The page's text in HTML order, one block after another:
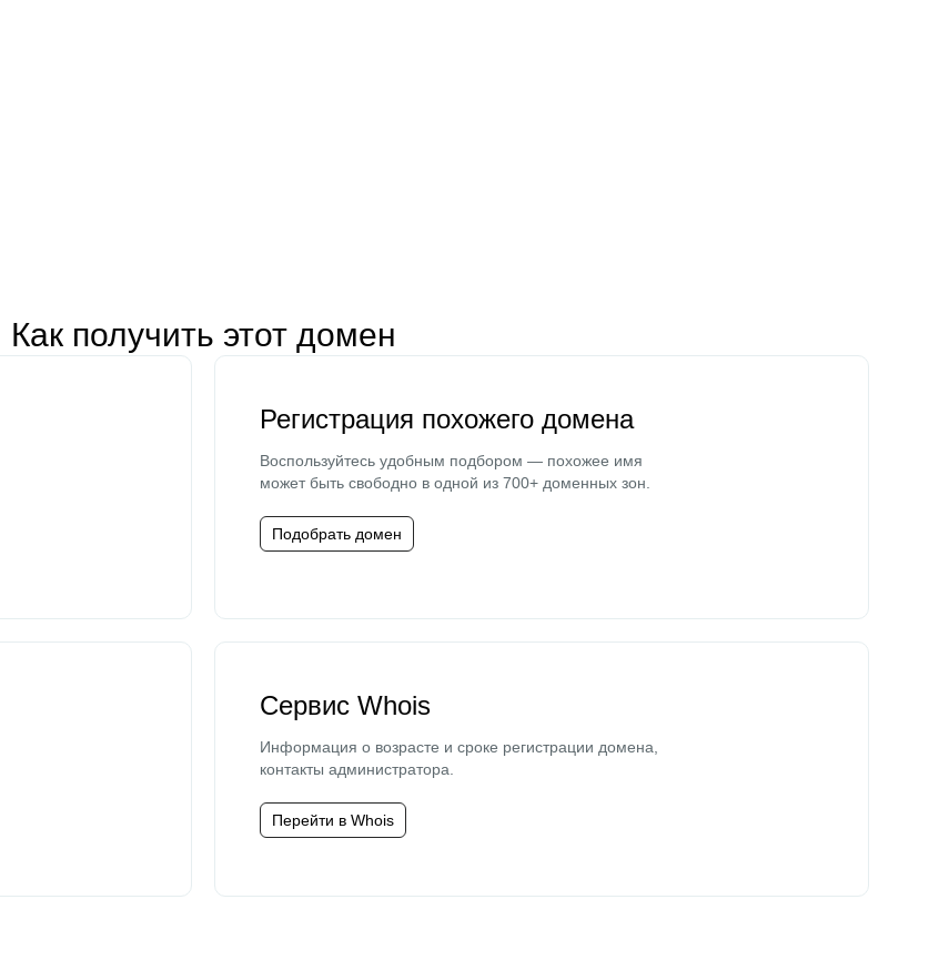
Как получить этот домен
Регистрация похожего домена
Воспользуйтесь удобным подбором — похожее имя
может быть свободно в одной из 700+ доменных зон.
Подобрать домен
Сервис Whois
Информация о возрасте и сроке регистрации домена,
контакты администратора.
Перейти в Whois